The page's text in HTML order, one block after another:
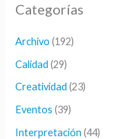
a
o
r
:
Categorías
Archivo (192)
Calidad (29)
Creatividad (23)
Eventos (39)
Interpretación (44)